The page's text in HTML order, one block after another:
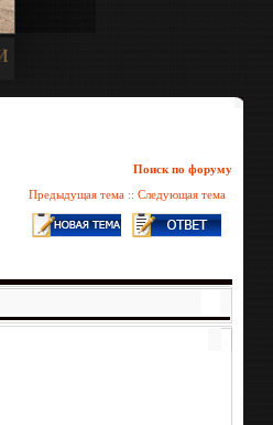
Поиск по форуму
Предыдущая тема :: Следующая тема